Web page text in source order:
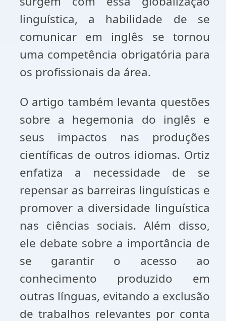
linguística, a habilidade de se
comunicar em inglês se tornou
uma competência obrigatória para
os profissionais da área.
O artigo também levanta questões
sobre a hegemonia do inglês e
seus impactos nas produções
científicas de outros idiomas. Ortiz
enfatiza a necessidade de se
repensar as barreiras linguísticas e
promover a diversidade linguística
nas ciências sociais. Além disso,
ele debate sobre a importância de
se garantir o acesso ao
conhecimento produzido em
outras línguas, evitando a exclusão
de trabalhos relevantes por conta